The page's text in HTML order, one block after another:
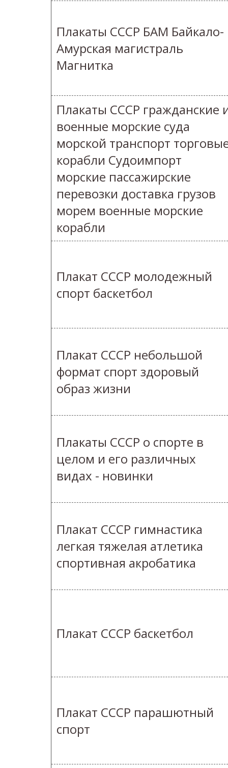
Плакаты СССР БАМ Байкало-
Амурская магистраль
Магнитка
Плакаты СССР гражданские
военные морские суда
морской транспорт
корабли Судоимпорт
морские пассажирские
перевозки доставка грузов
морем военные морские
корабли
Плакат СССР молодежный
спорт баскетбол
Плакат СССР небольшой
формат спорт здоровый
образ жизни
Плакаты СССР о спорте в
целом и его различных
видах - новинки
Плакат СССР гимнастика
легкая тяжелая атлетика
спортивная акробатика
Плакат СССР баскетбол
Плакат СССР парашютный
спорт